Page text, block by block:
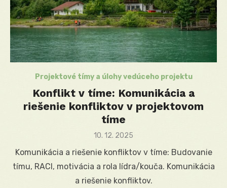
Projektové tímy a úlohy vedúceho projektu
Konflikt v tíme: Komunikácia a
riešenie konfliktov v projektovom
tíme
Posted
10. 12. 2025
Komunikácia a riešenie konfliktov v tíme: Budovanie
tímu, RACI, motivácia a rola lídra/kouča. Komunikácia
a riešenie konfliktov.